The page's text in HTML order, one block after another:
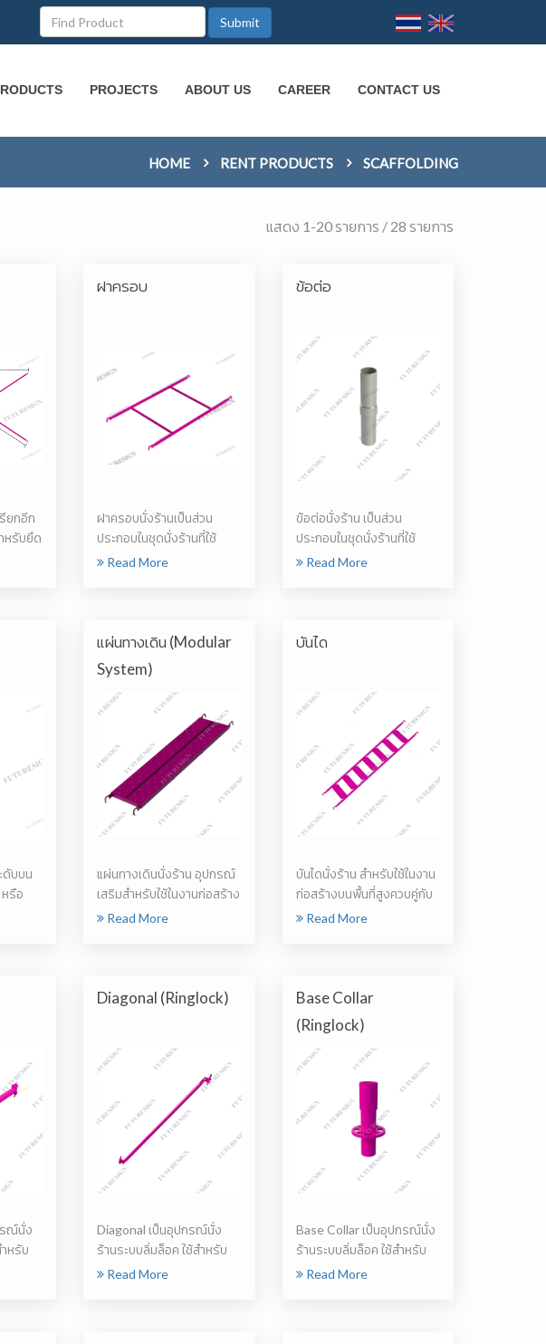
Submit
PROJECTS ABOUT US CAREER CONTACT US
HOME RENT PRODUCTS SCAFFOLDING
แสดง 1-20 รายการ / 28 รายการ
ยกอีก
หรับยึด
ฝาครอบ
ฝาครอบนั่งร้านเป็นส่วน
ประกอบในชุดนั่งร้านที่ใช้
สำหรับพาดกับ...
Read More
ข้อต่อ
ข้อต่อนั่งร้าน เป็นส่วน
ประกอบในชุดนั่งร้านที่ใช้
สำหรับการต่...
Read More
ดับบน
รือ
แผ่นทางเดิน (Modular
System)
แผ่นทางเดินนั่งร้าน อุปกรณ์
เสริมสำหรับใช้ในงานก่อสร้าง
บนพื้...
Read More
บันได
บันไดนั่งร้าน สำหรับใช้ในงาน
ก่อสร้างบนพื้นที่สูงควบคู่กับ
นั...Read More
รณ์นั่ง
หรับ
Diagonal (Ringlock)
Diagonal เป็นอุปกรณ์นั่ง
ร้านระบบลิ่มล็อค ใช้สำหรับ
ยึดโครงน...
Read More
Base Collar
(Ringlock)
Base Collar เป็นอุปกรณ์นั่ง
ร้านระบบลิ่มล็อค ใช้สำหรับ
เสริม...
Read More